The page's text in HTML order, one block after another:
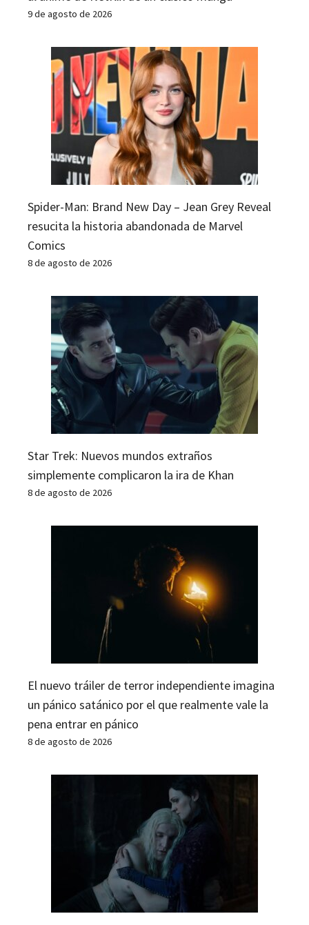
9 de agosto de 2026
Spider-Man: Brand New Day – Jean Grey Reveal
resucita la historia abandonada de Marvel
Comics
8 de agosto de 2026
Star Trek: Nuevos mundos extraños
simplemente complicaron la ira de Khan
8 de agosto de 2026
El nuevo tráiler de terror independiente imagina
un pánico satánico por el que realmente vale la
pena entrar en pánico
8 de agosto de 2026